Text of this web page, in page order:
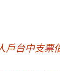
戶台中支票